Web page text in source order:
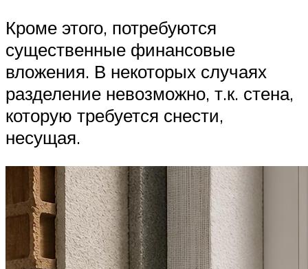
Кроме этого, потребуются
существенные финансовые
вложения. В некоторых случаях
разделение невозможно, т.к. стена,
которую требуется снести,
несущая.